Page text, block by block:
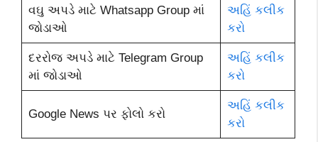
વઘુ અપડે માટે Whatsapp Group માં
જોડાઓ
અહિં કલીક
કરો
દરરોજ અપડે માટે Telegram Group
માં જોડાઓ
અહિં કલીક
કરો
Google News પર ફોલો કરો
અહિં કલીક
કરો